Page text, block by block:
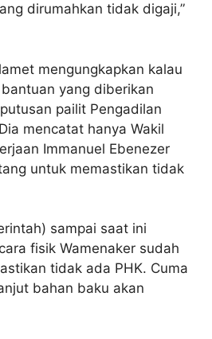
dirumahkan tidak digaji,”
mengungkapkan kalau
yang diberikan
pailit Pengadilan
mencatat hanya Wakil
Immanuel Ebenezer
untuk memastikan tidak
sampai saat ini
fisik Wamenaker sudah
tidak ada PHK. Cuma
bahan baku akan